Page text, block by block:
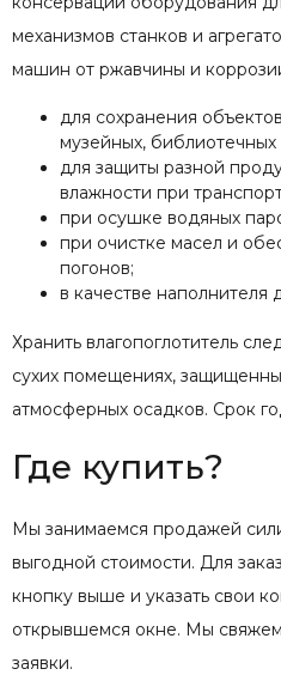
механизмов станков и
машин от ржавчины и
для сохранения
музейных, библиотечных
для защиты разной
влажности при
при осушке водяных
при очистке масел и
погонов;
в качестве наполнителя
Хранить влагопоглотитель
сухих помещениях,
атмосферных осадков. Срок
Где купить?
Мы занимаемся продажей
выгодной стоимости. Для
кнопку выше и указать свои
открывшемся окне. Мы
заявки.